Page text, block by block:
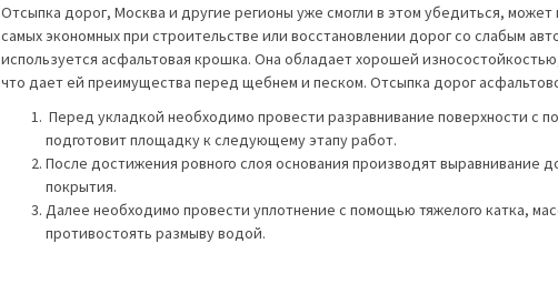
Отсыпка дорог, Москва и другие регионы уже смогли в этом убедиться,
самых экономных при строительстве или восстановлении дорог со слабым
используется асфальтовая крошка. Она обладает хорошей
что дает ей преимущества перед щебнем и песком. Отсыпка дорог
Перед укладкой необходимо провести разравнивание поверхности с
подготовит площадку к следующему этапу работ.
После достижения ровного слоя основания производят
покрытия.
Далее необходимо провести уплотнение с помощью тяжелого катка,
противостоять размыву водой.